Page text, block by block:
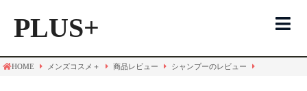
PLUS+
メンズコスメTOP
HOME メンズコスメ＋ 商品レビュー シャンプーのレビュー